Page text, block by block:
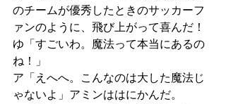
のチームが優秀したときのサッカーフ
ァンのように、飛び上がって喜んだ！
ゆ「すごいわ。魔法って本当にあるの
ね！」
ア「えへへ。こんなのは大した魔法じ
ゃないよ」アミンははにかんだ。